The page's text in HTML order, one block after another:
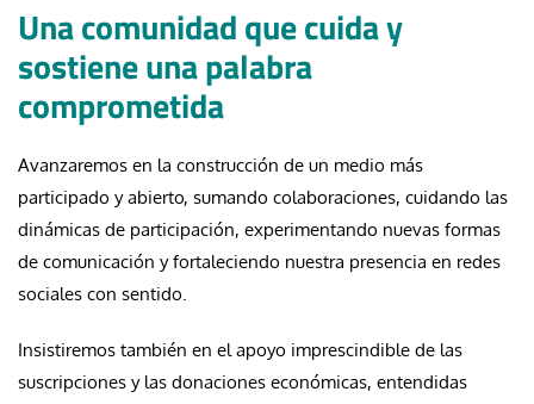
Una comunidad que cuida y
sostiene una palabra
comprometida
Avanzaremos en la construcción de un medio más
participado y abierto, sumando colaboraciones, cuidando las
dinámicas de participación, experimentando nuevas formas
de comunicación y fortaleciendo nuestra presencia en redes
sociales con sentido.
Insistiremos también en el apoyo imprescindible de las
suscripciones y las donaciones económicas, entendidas